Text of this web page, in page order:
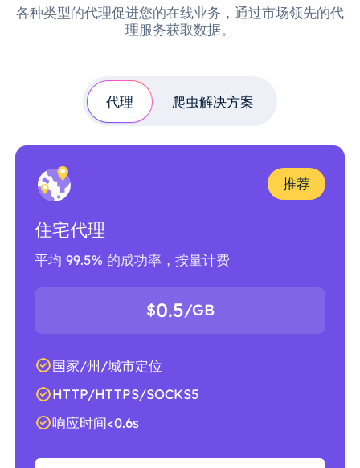
各种类型的代理促进您的在线业务，通过市场领先的代
理服务获取数据。
代理 爬虫解决方案
推荐
住宅代理
平均 99.5% 的成功率，按量计费
$0.5/GB
国家/州/城市定位
HTTP/HTTPS/SOCKS5
响应时间<0.6s